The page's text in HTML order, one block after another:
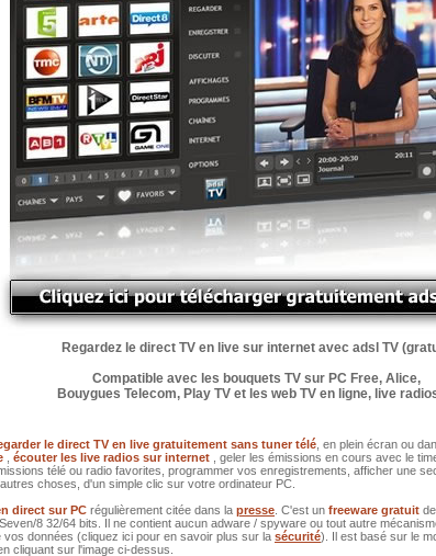
Regardez le direct TV en live sur internet avec adsl TV
Compatible avec les bouquets TV sur PC Free, Alice,
Bouygues Telecom, Play TV et les web TV en ligne, live
le direct TV en live gratuitement sans tuner télé , en plein écran ou
écouter les live radios sur internet
, geler les émissions en cours avec le
télé ou radio favorites, programmer vos enregistrements, afficher une
choses, d'un simple clic sur votre ordinateur PC.
direct sur PC régulièrement citée dans la presse . C'est un freeware gratuit
8 32/64 bits. Il ne contient aucun adware / spyware ou tout autre
vos données (cliquez ici pour en savoir plus sur la sécurité). Il est basé sur le
cliquant sur l'image ci-dessus.